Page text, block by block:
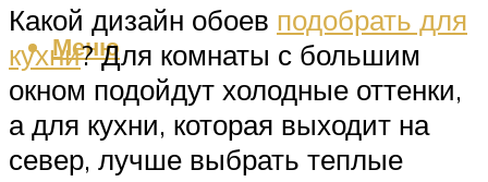
Меню
Какой дизайн обоев подобрать для
кухни? Для комнаты с большим
окном подойдут холодные оттенки,
а для кухни, которая выходит на
север, лучше выбрать теплые